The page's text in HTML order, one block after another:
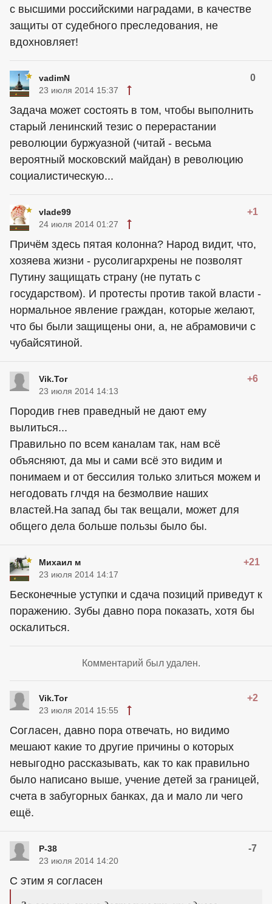
с высшими российскими наградами, в качестве
защиты от судебного преследования, не
вдохновляет!
vadimN 0
23 июля 2014 15:37
Задача может состоять в том, чтобы выполнить
старый ленинский тезис о перерастании
революции буржуазной (читай - весьма
вероятный московский майдан) в революцию
социалистическую...
vlade99 +1
24 июля 2014 01:27
Причём здесь пятая колонна? Народ видит, что,
хозяева жизни - русолигархрены не позволят
Путину защищать страну (не путать с
государством). И протесты против такой власти -
нормальное явление граждан, которые желают,
что бы были защищены они, а, не абрамовичи с
чубайсятиной.
Vik.Tor +6
23 июля 2014 14:13
Породив гнев праведный не дают ему
вылиться...
Правильно по всем каналам так, нам всё
объясняют, да мы и сами всё это видим и
понимаем и от бессилия только злиться можем и
негодовать глчдя на безмолвие наших
властей.На запад бы так вещали, может для
общего дела больше пользы было бы.
Михаил м +21
23 июля 2014 14:17
Бесконечные уступки и сдача позиций приведут к
поражению. Зубы давно пора показать, хотя бы
оскалиться.
Комментарий был удален.
Vik.Tor +2
23 июля 2014 15:55
Согласен, давно пора отвечать, но видимо
мешают какие то другие причины о которых
невыгодно рассказывать, как то как правильно
было написано выше, учение детей за границей,
счета в забугорных банках, да и мало ли чего
ещё.
P-38 -7
23 июля 2014 14:20
С этим я согласен